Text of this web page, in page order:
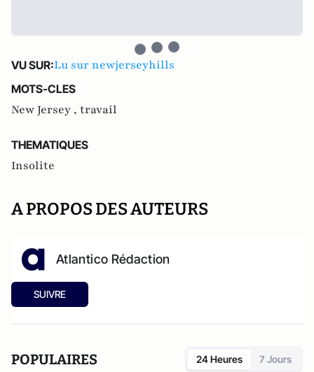
VU SUR:Lu sur newjerseyhills
MOTS-CLES
New Jersey , travail
THEMATIQUES
Insolite
A PROPOS DES AUTEURS
Atlantico Rédaction
SUIVRE
POPULAIRES 24 Heures 7 Jours